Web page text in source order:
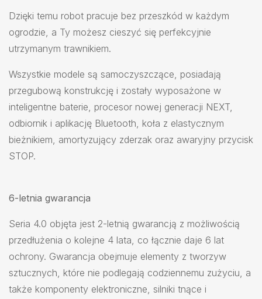
Dzięki temu robot pracuje bez przeszkód w każdym
ogrodzie, a Ty możesz cieszyć się perfekcyjnie
utrzymanym trawnikiem.
Wszystkie modele są samoczyszczące, posiadają
przegubową konstrukcję i zostały wyposażone w
inteligentne baterie, procesor nowej generacji NEXT,
odbiornik i aplikację Bluetooth, koła z elastycznym
bieżnikiem, amortyzujący zderzak oraz awaryjny przycisk
STOP.
6-letnia gwarancja
Seria 4.0 objęta jest 2-letnią gwarancją z możliwością
przedłużenia o kolejne 4 lata, co łącznie daje 6 lat
ochrony. Gwarancja obejmuje elementy z tworzyw
sztucznych, które nie podlegają codziennemu zużyciu, a
także komponenty elektroniczne, silniki tnące i